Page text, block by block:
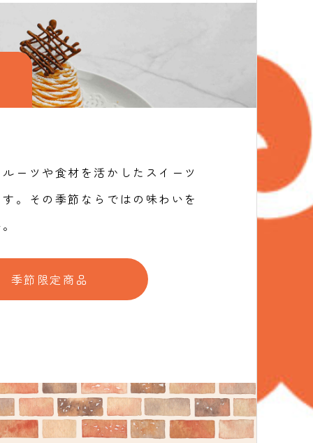
ーツや食材を活かしたスイーツ
。その季節ならではの味わいを
季節限定商品